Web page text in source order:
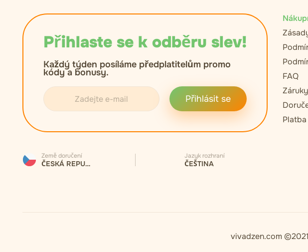
Přihlaste se k odběru slev!
Každý týden posíláme předplatitelům promo
kódy a bonusy.
Přihlásit se
Země doručení
ČESKÁ REPUBLIKA
Jazyk rozhraní
ČEŠTINA
FAQ
Záruky
Platba
vivadzen.com